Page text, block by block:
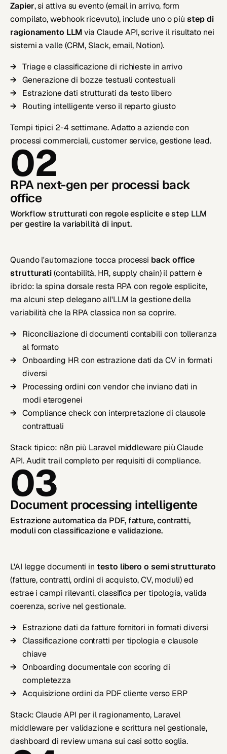
Zapier, si attiva su evento (email in arrivo, form
compilato, webhook ricevuto), include uno o piùstep di
ragionamento LLMvia Claude API, scrive il risultato nei
sistemi a valle (CRM, Slack, email, Notion).
Triage e classificazione di richieste in arrivo
Generazione di bozze testuali contestuali
Estrazione dati strutturati da testo libero
Routing intelligente verso il reparto giusto
Tempi tipici 2-4 settimane. Adatto a aziende con
processi commerciali, customer service, gestione lead.
02
RPA next-gen per processi back
office
Workflow strutturati con regole esplicite e step LLM
per gestire la variabilità di input.
Quando l'automazione tocca processi back office
strutturati(contabilità, HR, supply chain) il pattern è
ibrido: la spina dorsale resta RPA con regole esplicite,
ma alcuni step delegano all'LLM la gestione della
variabilità che la RPA classica non sa coprire.
Riconciliazione di documenti contabili con tolleranza
al formato
Onboarding HR con estrazione dati da CV in formati
diversi
Processing ordini con vendor che inviano dati in
modi eterogenei
Compliance check con interpretazione di clausole
contrattuali
Stack tipico: n8n più Laravel middleware più Claude
API. Audit trail completo per requisiti di compliance.
03
Document processing intelligente
Estrazione automatica da PDF, fatture, contratti,
moduli con classificazione e validazione.
L'AI legge documenti intesto libero o semi strutturato
(fatture, contratti, ordini di acquisto, CV, moduli) ed
estrae i campi rilevanti, classifica per tipologia, valida
coerenza, scrive nel gestionale.
Estrazione dati da fatture fornitori in formati diversi
Classificazione contratti per tipologia e clausole
chiave
Onboarding documentale con scoring di
completezza
Acquisizione ordini da PDF cliente verso ERP
Stack: Claude API per il ragionamento, Laravel
middleware per validazione e scrittura nel gestionale,
dashboard di review umana sui casi sotto soglia.